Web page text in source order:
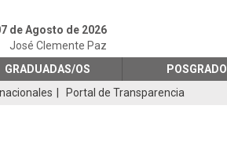
de Agosto de 2026
José Clemente Paz
GRADUADAS/OS
POSGRADO
Portal de Transparencia